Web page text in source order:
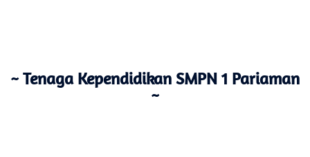
~ Tenaga Kependidikan SMPN 1 Pariaman
~